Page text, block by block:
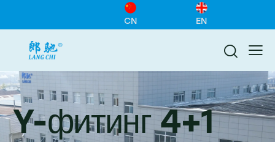
CN EN
Y-фитинг 4+1